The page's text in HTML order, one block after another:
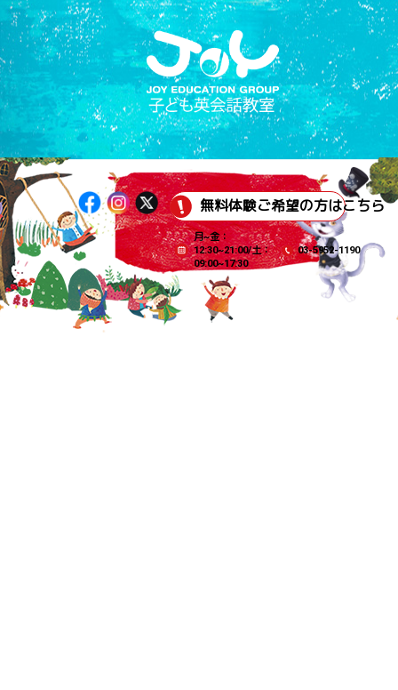
無料体験ご希望の方はこちら
月~金：
12:30~21:00/土：
09:00~17:30
03-5952-1190